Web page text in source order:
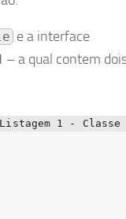
e a interface
– a qual contem